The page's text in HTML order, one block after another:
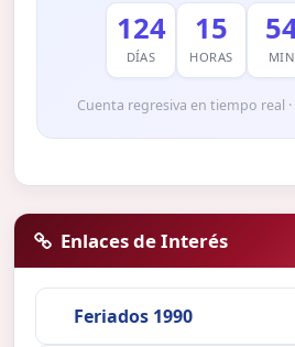
124
DÍAS
15
HORAS MIN
Cuenta regresiva en tiempo real
Enlaces de Interés
Feriados 1990